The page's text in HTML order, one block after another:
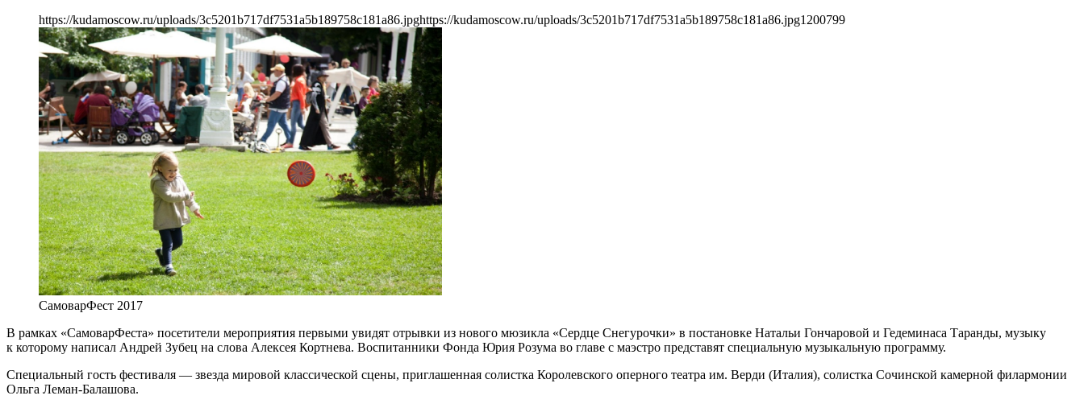
https://kudamoscow.ru/uploads/3c5201b717df7531a5b189758c181a86.jpghttps://kudamoscow.ru/uploads/3c5201b717df7531a5b189758c181a86.jpg1200799
СамоварФест 2017
В рамках «СамоварФеста» посетители мероприятия первыми увидят отрывки из нового мюзикла «Сердце Снегурочки» в постановке Натальи Гончаровой и Гедеминаса Таранды, музыку
к которому написал Андрей Зубец на слова Алексея Кортнева. Воспитанники Фонда Юрия Розума во главе с маэстро представят специальную музыкальную программу.
Специальный гость фестиваля — звезда мировой классической сцены, приглашенная солистка Королевского оперного театра им. Верди (Италия), солистка Сочинской камерной филармонии
Ольга Леман-Балашова.